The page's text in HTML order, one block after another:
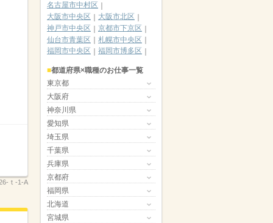
ｔ-1-A
名古屋市中村区
大阪市中央区
大阪市北区
神戸市中央区
京都市下京区
仙台市青葉区
札幌市中央区
福岡市中央区
福岡市博多区
都道府県×職種のお仕事一覧
東京都
大阪府
神奈川県
愛知県
埼玉県
千葉県
兵庫県
京都府
福岡県
北海道
宮城県